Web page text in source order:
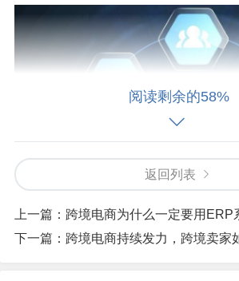
阅读剩余的58%
返回列表
上一篇： 跨境电商为什么一定要用ERP
下一篇： 跨境电商持续发力，跨境卖家